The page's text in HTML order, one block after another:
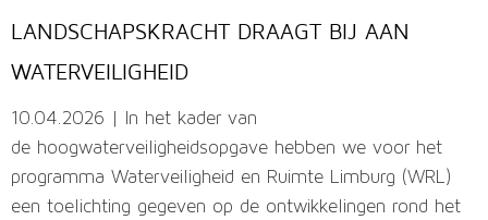
LANDSCHAPSKRACHT DRAAGT BIJ AAN
WATERVEILIGHEID
10.04.2026 | In het kader van
de hoogwaterveiligheidsopgave hebben we voor het
programma Waterveiligheid en Ruimte Limburg (WRL)
een toelichting gegeven op de ontwikkelingen rond het